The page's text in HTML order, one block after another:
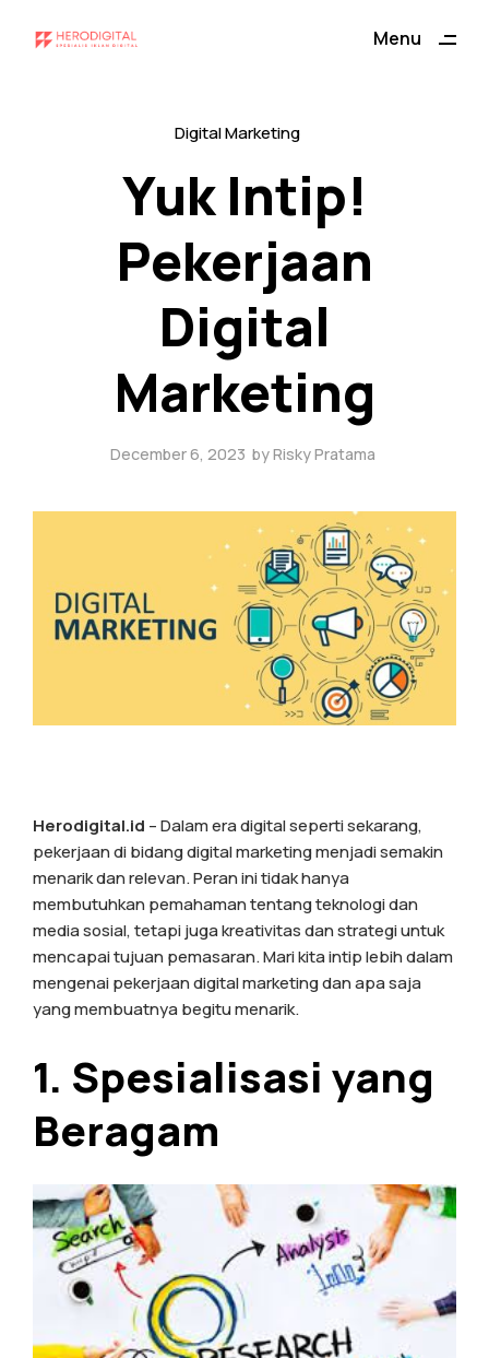
Menu
Digital Marketing
Yuk Intip!
Pekerjaan
Digital
Marketing
December 6, 2023 byRisky Pratama
Herodigital.id – Dalam era digital seperti sekarang,
pekerjaan di bidang digital marketing menjadi semakin
menarik dan relevan. Peran ini tidak hanya
membutuhkan pemahaman tentang teknologi dan
media sosial, tetapi juga kreativitas dan strategi untuk
mencapai tujuan pemasaran. Mari kita intip lebih dalam
mengenai pekerjaan digital marketing dan apa saja
yang membuatnya begitu menarik.
1. Spesialisasi yang
Beragam